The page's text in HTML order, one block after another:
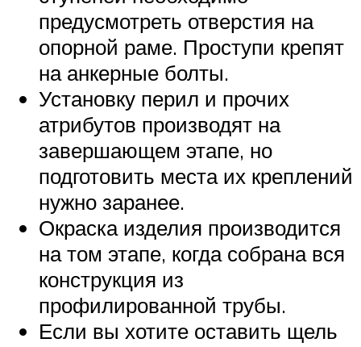
предусмотреть отверстия на
опорной раме. Проступи крепят
на анкерные болты.
Установку перил и прочих
атрибутов производят на
завершающем этапе, но
подготовить места их креплений
нужно заранее.
Окраска изделия производится
на том этапе, когда собрана вся
конструкция из
профилированной трубы.
Если вы хотите оставить щель